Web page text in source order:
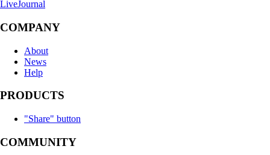
LiveJournal
COMPANY
About
News
Help
PRODUCTS
"Share" button
COMMUNITY